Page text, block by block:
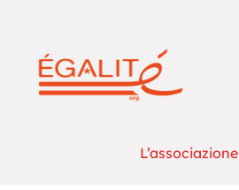
L’associazione